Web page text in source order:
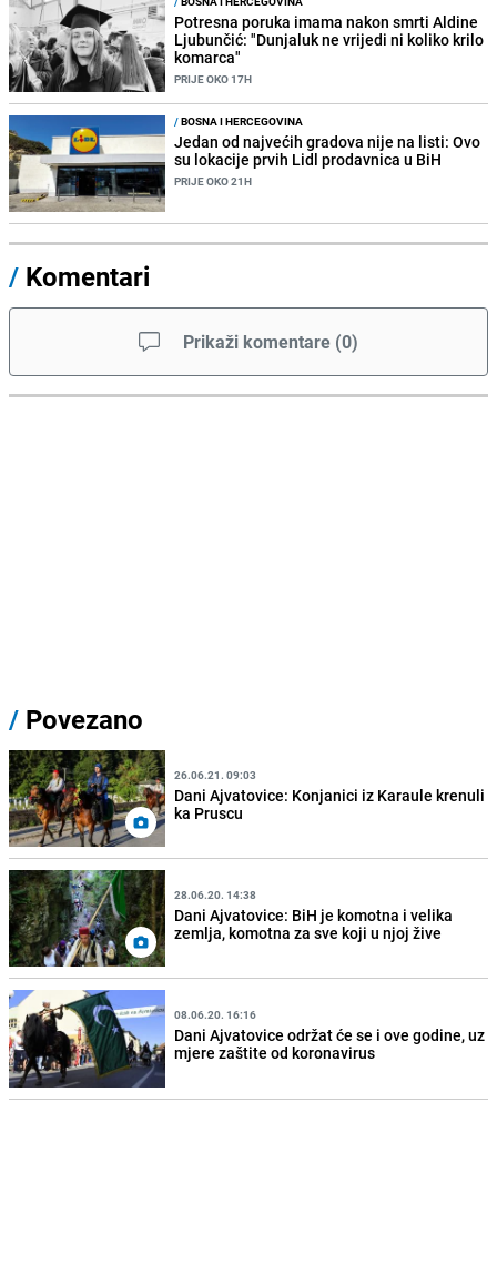
Potresna poruka imama nakon smrti Aldine
Ljubunčić: "Dunjaluk ne vrijedi ni koliko krilo
komarca"
PRIJE OKO 17H
/BOSNA I HERCEGOVINA
Jedan od najvećih gradova nije na listi: Ovo
su lokacije prvih Lidl prodavnica u BiH
PRIJE OKO 21H
/ Komentari
Prikaži komentare (0)
/ Povezano
26.06.21. 09:03
Dani Ajvatovice: Konjanici iz Karaule krenuli
ka Pruscu
28.06.20. 14:38
Dani Ajvatovice: BiH je komotna i velika
zemlja, komotna za sve koji u njoj žive
08.06.20. 16:16
Dani Ajvatovice održat će se i ove godine, uz
mjere zaštite od koronavirus